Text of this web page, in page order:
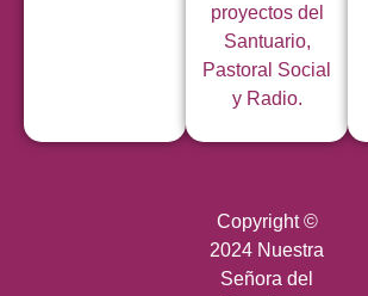
proyectos del
Santuario,
Pastoral Social
y Radio.
Copyright ©
2024 Nuestra
Señora del